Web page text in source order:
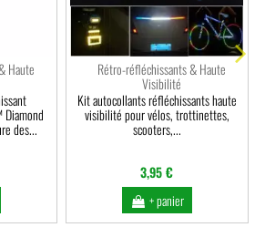
Haute
des...
Rétro-réfléchissants & Haute
Visibilité
Kit autocollants réfléchissants haute
visibilité pour vélos, trottinettes,
scooters,...
3,95 €
+ panier